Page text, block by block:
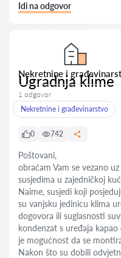
Idi na odgovor
Nekretnine i
Ugradnja klime
1 odgovor
Nekretnine i građevinarstvo
0 742
Poštovani,
obraćam Vam se vezano
susjedima u zajedničkoj
Naime, susjedi koji
su vanjsku jedinicu klima
dogovora ili suglasnosti
kondenzat s uređaja
je mogućnost da se
Nakon što su dobili